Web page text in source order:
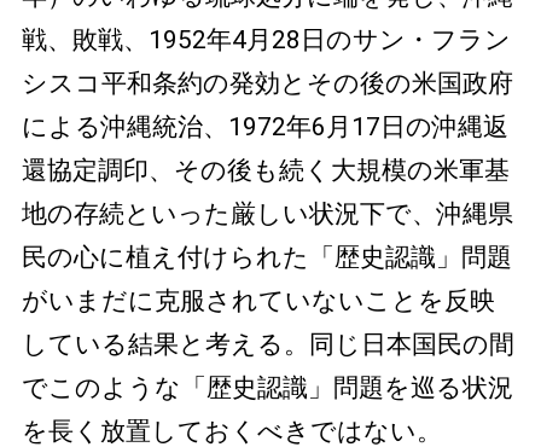
戦、敗戦、1952年4月28日のサン・フラン
シスコ平和条約の発効とその後の米国政府
による沖縄統治、1972年6月17日の沖縄返
還協定調印、その後も続く大規模の米軍基
地の存続といった厳しい状況下で、沖縄県
民の心に植え付けられた「歴史認識」問題
がいまだに克服されていないことを反映
している結果と考える。同じ日本国民の間
でこのような「歴史認識」問題を巡る状況
を長く放置しておくべきではない。